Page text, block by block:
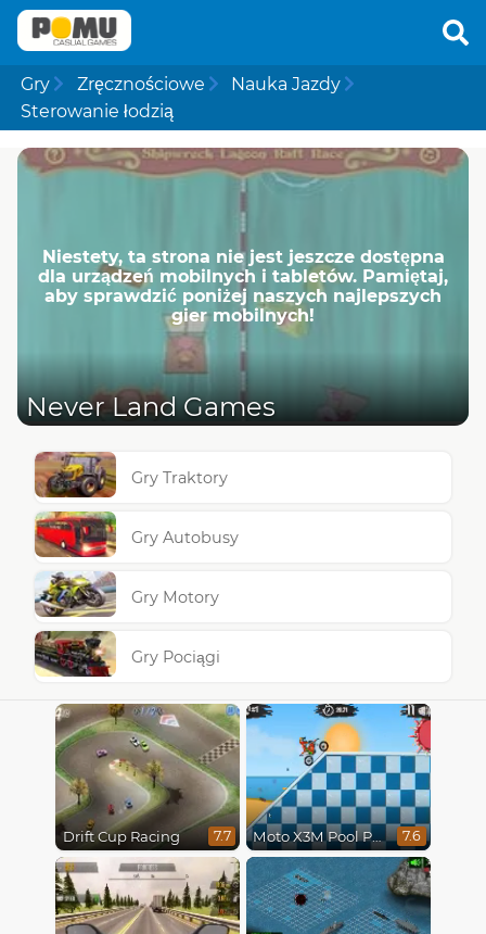
Gry Zręcznościowe
Nauka Jazdy
Sterowanie łodzią
Niestety, ta strona nie jest jeszcze dostępna
dla urządzeń mobilnych i tabletów. Pamiętaj,
aby sprawdzić poniżej naszych najlepszych
gier mobilnych!
Never Land Games
Gry Traktory
Gry Autobusy
Gry Motory
Gry Pociągi
Drift Cup Racing 7.7 Moto X3M Pool Party 7.6